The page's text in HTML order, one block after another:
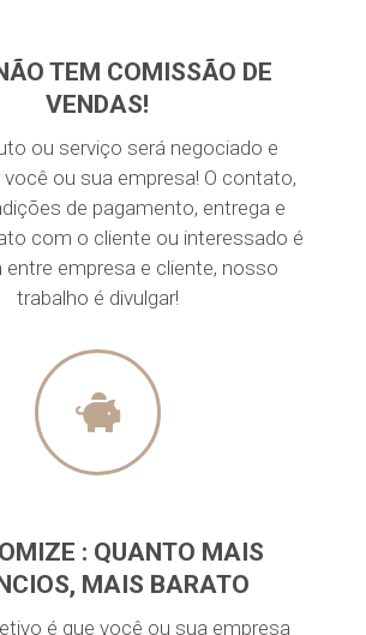
TEM COMISSÃO DE
VENDAS!
ou serviço será negociado e
ou sua empresa! O contato,
de pagamento, entrega e
com o cliente ou interessado é
empresa e cliente, nosso
trabalho é divulgar!
: QUANTO MAIS
MAIS BARATO
é que você ou sua empresa